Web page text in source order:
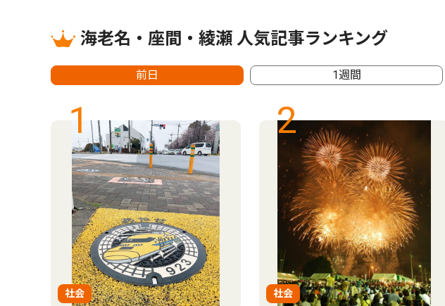
海老名・座間・綾瀬 人気記事ランキング
前日 1週間
1
社会
2
社会